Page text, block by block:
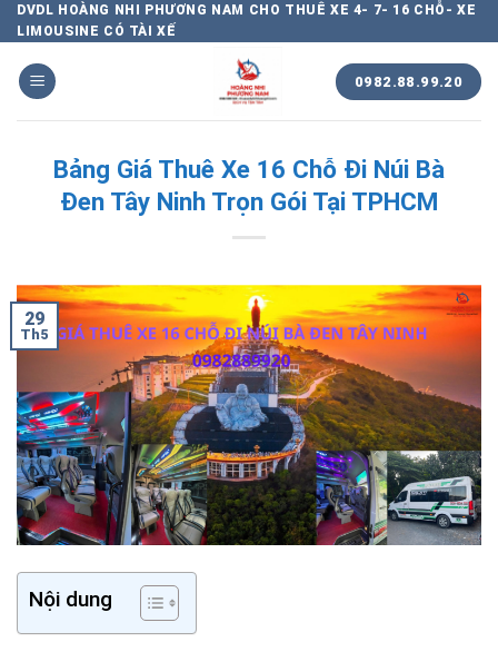
Chuyển
đến
nội
dung
DVDL HOÀNG NHI PHƯƠNG NAM CHO THUÊ XE 4- 7- 16 CHỖ- XE
LIMOUSINE CÓ TÀI XẾ
0982.88.99.20
Bảng Giá Thuê Xe 16 Chỗ Đi Núi Bà
Đen Tây Ninh Trọn Gói Tại TPHCM
29
Th5
Nội dung